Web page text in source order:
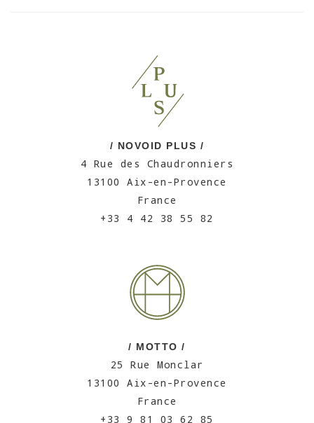
/ NOVOID PLUS /
4 Rue des Chaudronniers
13100 Aix-en-Provence
France
+33 4 42 38 55 82
/ MOTTO /
25 Rue Monclar
13100 Aix-en-Provence
France
+33 9 81 03 62 85